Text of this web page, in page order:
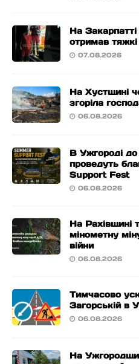
На
отримав
07.08.2026
На Хустщині
згоріла
06.08.2026
В Ужгороді
проведуть
Support Fest
06.08.2026
На Рахівщині
мінометну
війни
06.08.2026
Тимчасово
Загорській в
06.08.2026
На